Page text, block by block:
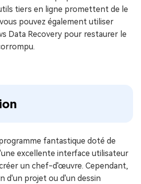
tiers en ligne promettent de le
pouvez également utiliser
Data Recovery pour restaurer le
fantastique doté de
excellente interface utilisateur
un chef-d'œuvre. Cependant,
d'un projet ou d'un dessin